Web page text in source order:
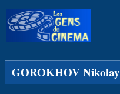
GOROKHOV Nikolay